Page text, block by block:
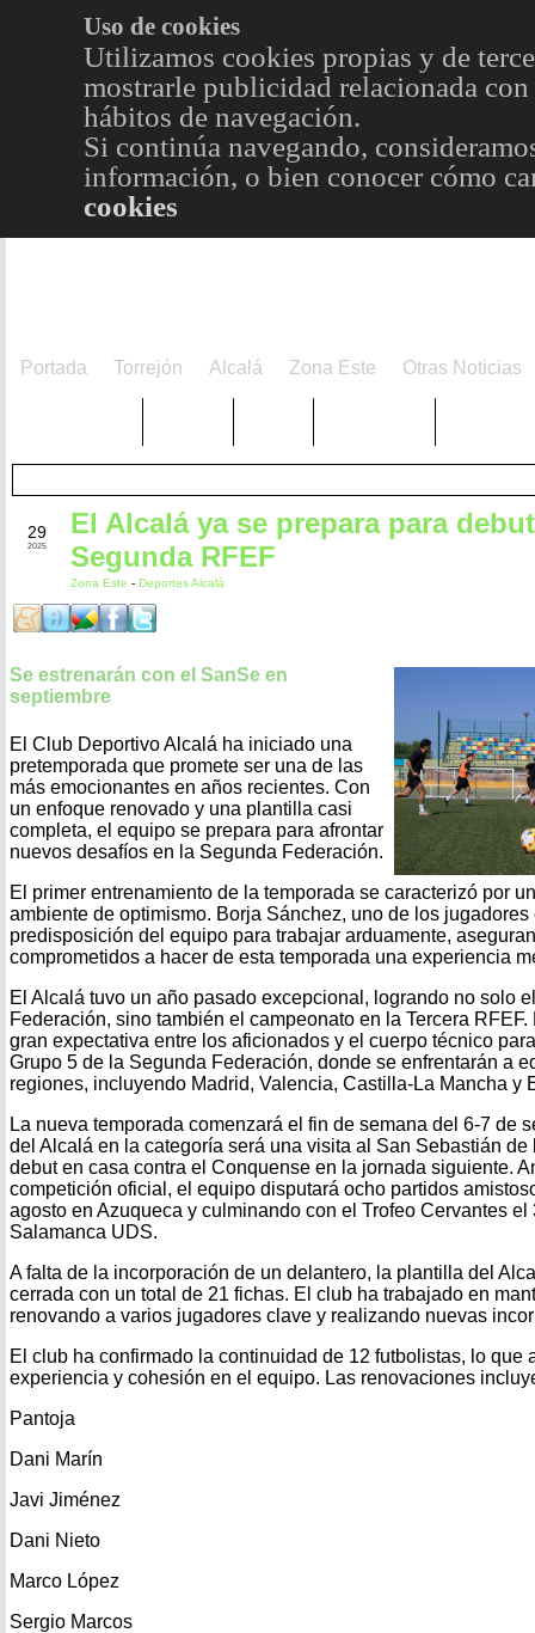
Uso de cookies
Utilizamos cookies propias y de
mostrarle publicidad relacionada
hábitos de navegación.
Si continúa navegando,
información, o bien conocer cómo
cookies
Portada Torrejón Alcalá Zona Este Otras Noticias
29
2025
El Alcalá ya se prepara para
Segunda RFEF
Zona Este - Deportes Alcalá
Se estrenarán con el SanSe en
septiembre
El Club Deportivo Alcalá ha iniciado una
pretemporada que promete ser una de las
más emocionantes en años recientes. Con
un enfoque renovado y una plantilla casi
completa, el equipo se prepara para afrontar
nuevos desafíos en la Segunda Federación.
El primer entrenamiento de la temporada se caracterizó por
ambiente de optimismo. Borja Sánchez, uno de los
predisposición del equipo para trabajar arduamente,
comprometidos a hacer de esta temporada una experiencia
El Alcalá tuvo un año pasado excepcional, logrando no solo
Federación, sino también el campeonato en la Tercera
gran expectativa entre los aficionados y el cuerpo técnico
Grupo 5 de la Segunda Federación, donde se enfrentarán a
regiones, incluyendo Madrid, Valencia, Castilla-La Mancha y
La nueva temporada comenzará el fin de semana del 6-7 de
del Alcalá en la categoría será una visita al San Sebastián
debut en casa contra el Conquense en la jornada siguiente.
competición oficial, el equipo disputará ocho partidos
agosto en Azuqueca y culminando con el Trofeo Cervantes el
Salamanca UDS.
A falta de la incorporación de un delantero, la plantilla del
cerrada con un total de 21 fichas. El club ha trabajado en
renovando a varios jugadores clave y realizando nuevas
El club ha confirmado la continuidad de 12 futbolistas, lo que
experiencia y cohesión en el equipo. Las renovaciones
Pantoja
Dani Marín
Javi Jiménez
Dani Nieto
Marco López
Sergio Marcos